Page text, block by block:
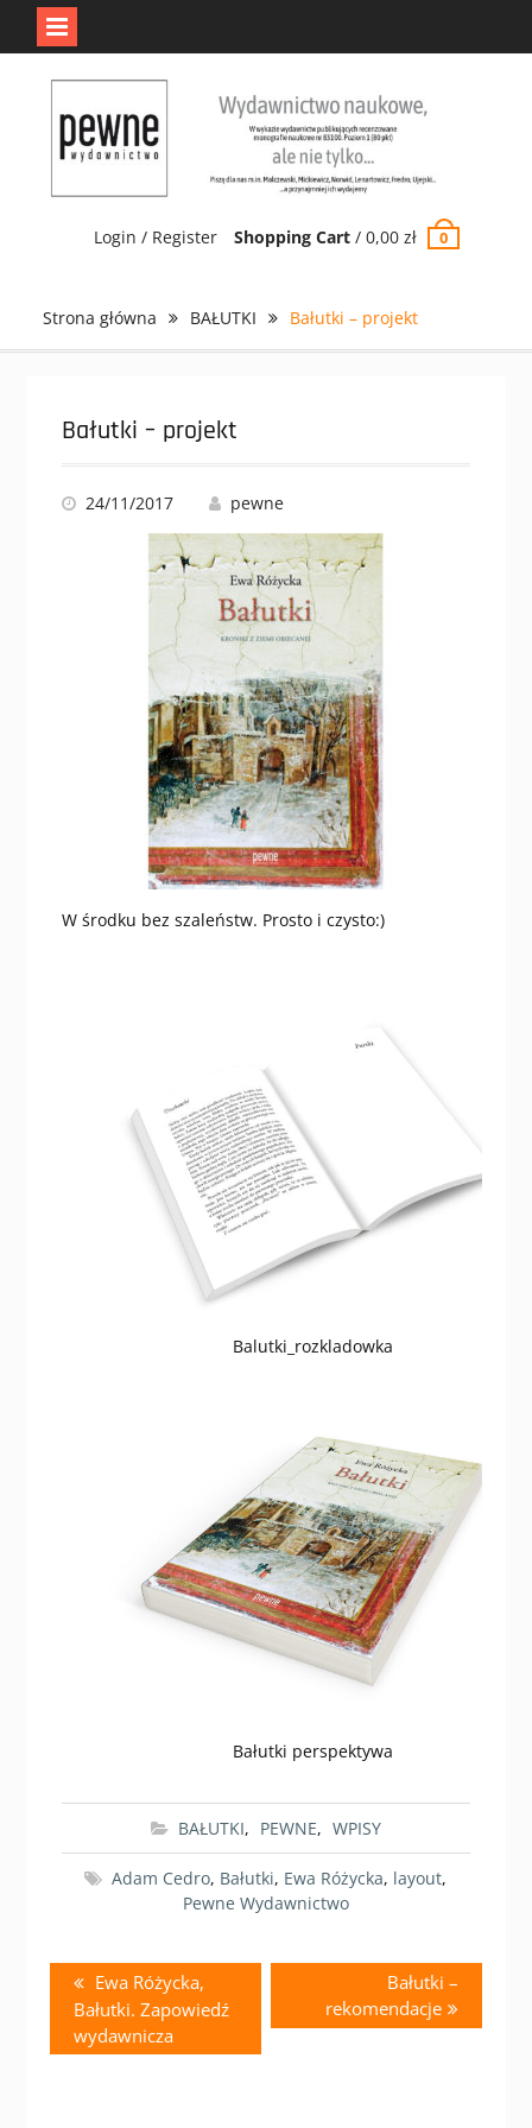
Login / Register Shopping Cart /0,00zł 0
Strona główna BAŁUTKI Bałutki – projekt
Bałutki – projekt
24/11/2017 pewne
W środku bez szaleństw. Prosto i czysto:)
Balutki_rozkladowka
Bałutki perspektywa
BAŁUTKI, PEWNE, WPISY
Adam Cedro, Bałutki, Ewa Różycka, layout,
Pewne Wydawnictwo
Nawigacja
wpisuPrevious
post:
Ewa Różycka,
Bałutki. Zapowiedź
wydawnicza
Next
post:
Bałutki –
rekomendacje